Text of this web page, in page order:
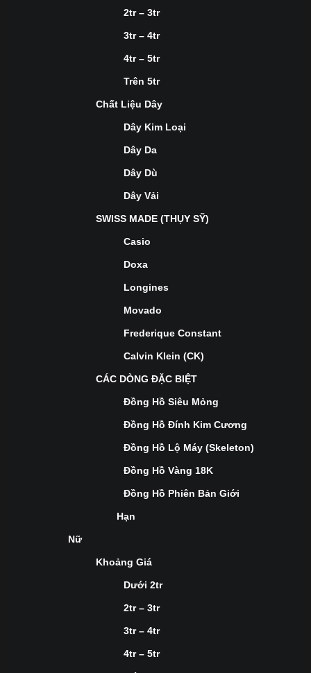
2tr – 3tr
3tr – 4tr
4tr – 5tr
Trên 5tr
Chất Liệu Dây
Dây Kim Loại
Dây Da
Dây Dù
Dây Vải
SWISS MADE (THỤY SỸ)
Casio
Doxa
Longines
Movado
Frederique Constant
Calvin Klein (CK)
CÁC DÒNG ĐẶC BIỆT
Đồng Hồ Siêu Mỏng
Đồng Hồ Đính Kim Cương
Đồng Hồ Lộ Máy (Skeleton)
Đồng Hồ Vàng 18K
Đồng Hồ Phiên Bản Giới
Hạn
Nữ
Khoảng Giá
Dưới 2tr
2tr – 3tr
3tr – 4tr
4tr – 5tr